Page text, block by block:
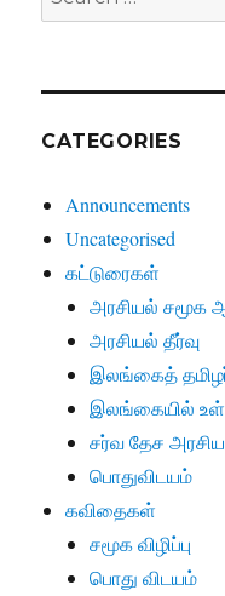
for:
CATEGORIES
Announcements
Uncategorised
கட்டுரைகள்
அரசியல் சமூக
அரசியல் தீர்வு
இலங்கைத்
இலங்கையில்
சர்வ தேச
பொதுவிடயம்
கவிதைகள்
சமூக விழிப்பு
பொது விடயம்